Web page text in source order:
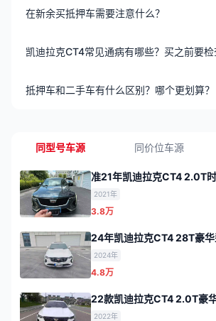
在新余买抵押车需要注意什么？
凯迪拉克CT4常见通病有哪些？买之前要检
抵押车和二手车有什么区别？哪个更划算？
同型号车源 同价位车源
准21年凯迪拉克CT4 2.0T
2021年
3.8万
24年凯迪拉克CT4 28T豪华
2024年
4.8万
22款凯迪拉克CT4 2.0T豪
2022年